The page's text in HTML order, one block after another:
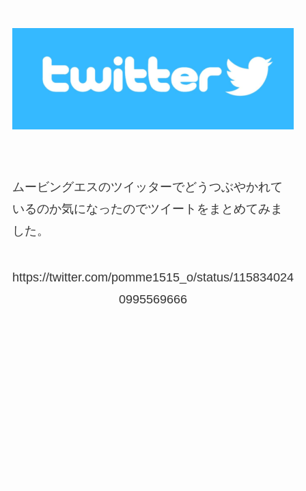
ムービングエスのツイッターでどうつぶやかれて
いるのか気になったのでツイートをまとめてみま
した。
https://twitter.com/pomme1515_o/status/115834024
0995569666